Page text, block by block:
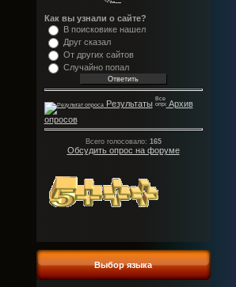
Как вы узнали о сайте?
В поисковике нашел
Друг сказал
От других сайтов
Случайно попал
Результаты
Архив
опросов
Всего голосовало: 165
Обсудить опрос на форуме
Выбор языка